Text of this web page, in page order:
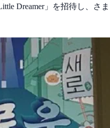
Dreamer」を招待し、さ